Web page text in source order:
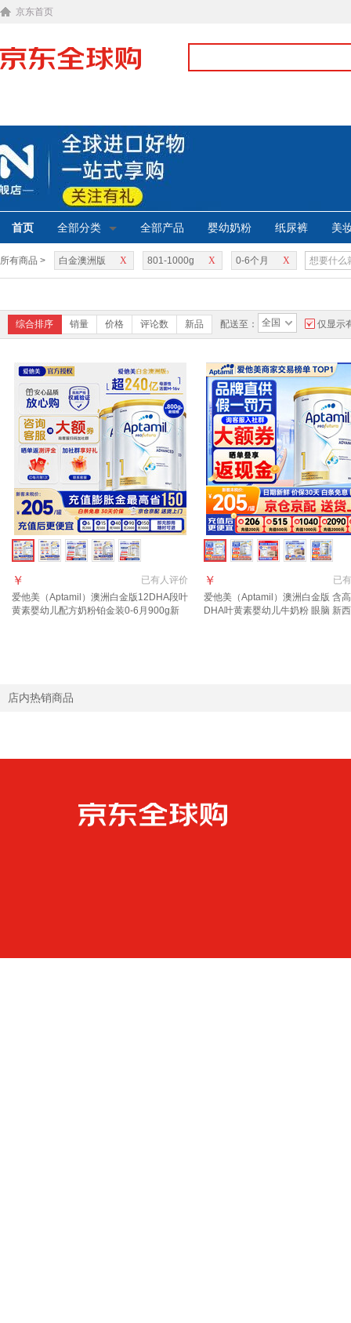
京东首页
首页 全部分类 全部产品 婴幼奶粉 纸尿裤 美
所有商品 > X
白金澳洲版 X
801-1000g X
0-6个月
综合排序 销量 价格 评论数 新品 配送至： 全国 仅显示
已有人评价
￥
爱他美（Aptamil）澳洲白金版12DHA段叶
黄素婴幼儿配方奶粉铂金装0-6月900g新
已有
￥
爱他美（Aptamil）澳洲白金版 含
DHA叶黄素婴幼儿牛奶粉 眼脑 新
店内热销商品